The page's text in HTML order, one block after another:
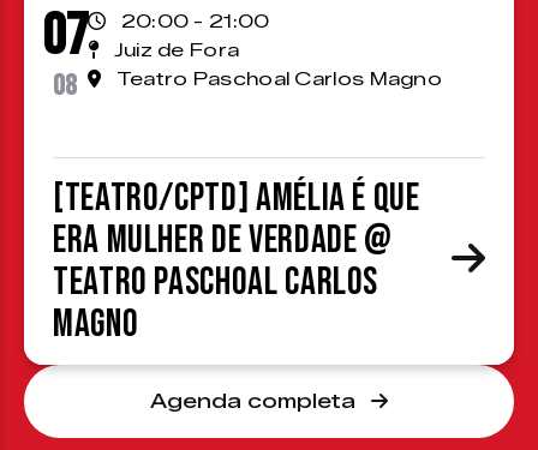
07
08
20:00 - 21:00
Juiz de Fora
Teatro Paschoal Carlos Magno
[TEATRO/CPTD] Amélia é que
era mulher de verdade @
Teatro Paschoal Carlos
Magno
Agenda completa